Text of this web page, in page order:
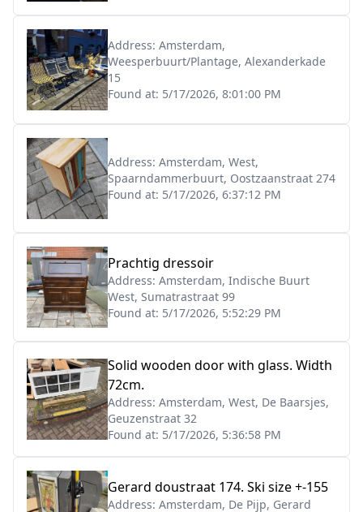
Address: Amsterdam,
Weesperbuurt/Plantage, Alexanderkade
15
Found at: 5/17/2026, 8:01:00 PM
Address: Amsterdam, West,
Spaarndammerbuurt, Oostzaanstraat 274
Found at: 5/17/2026, 6:37:12 PM
Prachtig dressoir
Address: Amsterdam, Indische Buurt
West, Sumatrastraat 99
Found at: 5/17/2026, 5:52:29 PM
Solid wooden door with glass. Width
72cm.
Address: Amsterdam, West, De Baarsjes,
Geuzenstraat 32
Found at: 5/17/2026, 5:36:58 PM
Gerard doustraat 174. Ski size +-155
Address: Amsterdam, De Pijp, Gerard